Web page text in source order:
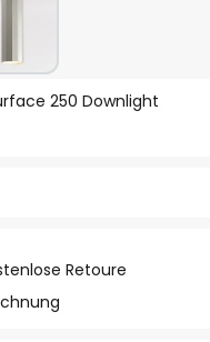
250 Downlight
Retoure